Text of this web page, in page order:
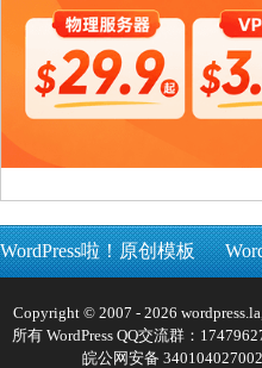
WordPress啦！原创模板
Copyright © 2007 - 2026
所有 WordPress QQ交流群：
皖公网安备